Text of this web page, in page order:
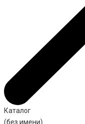
Каталог
(без имени)